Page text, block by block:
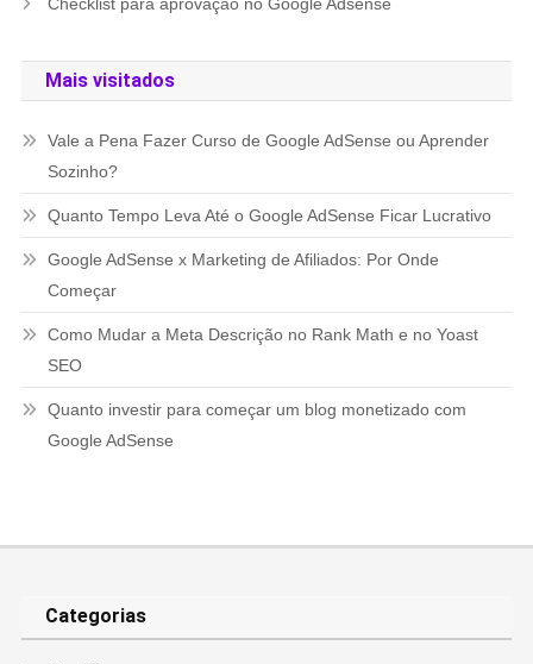
Checklist para aprovação no Google Adsense
Mais visitados
Vale a Pena Fazer Curso de Google AdSense ou Aprender
Sozinho?
Quanto Tempo Leva Até o Google AdSense Ficar Lucrativo
Google AdSense x Marketing de Afiliados: Por Onde
Começar
Como Mudar a Meta Descrição no Rank Math e no Yoast
SEO
Quanto investir para começar um blog monetizado com
Google AdSense
Categorias